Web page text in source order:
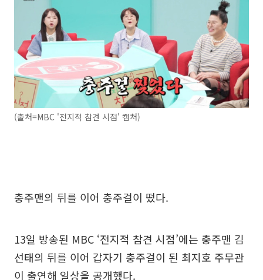
(출처=MBC '전지적 참견 시점' 캡처)
충주맨의 뒤를 이어 충주걸이 떴다.
13일 방송된 MBC ‘전지적 참견 시점’에는 충주맨 김
선태의 뒤를 이어 갑자기 충주걸이 된 최지호 주무관
이 출연해 일상을 공개했다.